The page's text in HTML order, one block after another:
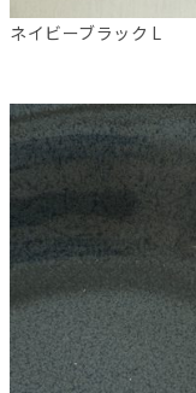
ネイビーブラック L